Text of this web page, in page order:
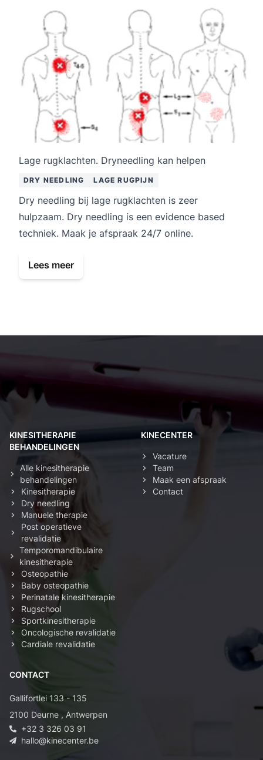
Lage rugklachten. Dryneedling kan helpen
DRY NEEDLING LAGE RUGPIJN
Dry needling bij lage rugklachten is zeer
hulpzaam. Dry needling is een evidence based
techniek. Maak je afspraak 24/7 online.
Lees meer
KINESITHERAPIE
BEHANDELINGEN
Alle kinesitherapie
behandelingen
Kinesitherapie
Dry needling
Manuele therapie
Post operatieve
revalidatie
Temporomandibulaire
kinesitherapie
Osteopathie
Baby osteopathie
Perinatale kinesitherapie
Rugschool
Sportkinesitherapie
Oncologische revalidatie
Cardiale revalidatie
KINECENTER
Vacature
Team
Maak een afspraak
Contact
CONTACT
Gallifortlei 133 - 135
2100 Deurne , Antwerpen
+32 3 326 03 91
hallo@kinecenter.be